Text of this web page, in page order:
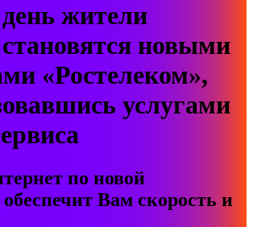
жители
новыми
«Ростелеком»,
услугами
по новой
Вам скорость и